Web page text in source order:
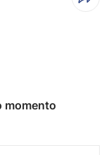
momento